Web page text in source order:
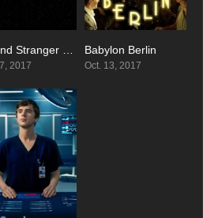
7.539
2017
Babylon Berlin
Oct. 13, 2017